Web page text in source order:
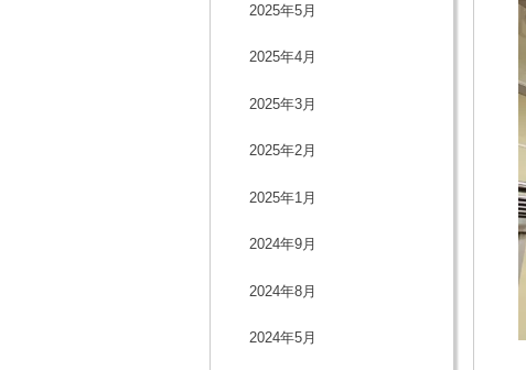
2025年5月
2025年4月
2025年3月
2025年2月
2025年1月
2024年9月
2024年8月
2024年5月